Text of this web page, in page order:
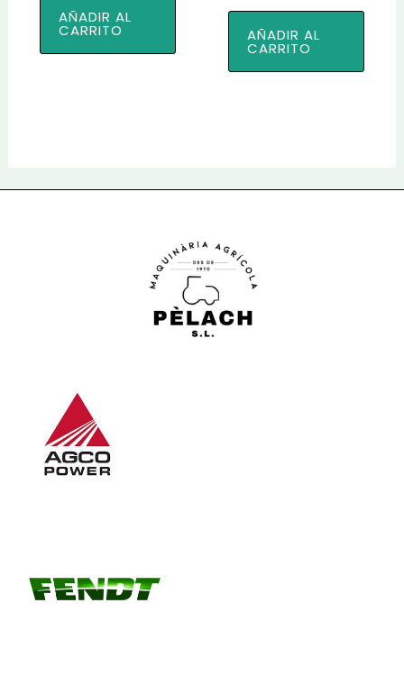
AÑADIR AL
CARRITO AÑADIR AL
CARRITO